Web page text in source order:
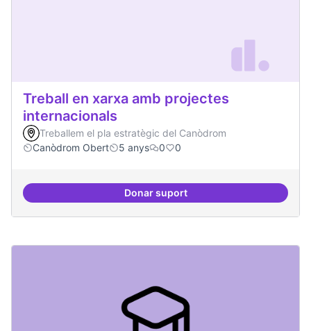
Treball en xarxa amb projectes
internacionals
Treballem el pla estratègic del Canòdrom
Canòdrom Obert
5 anys 0 0
Donar suportTreball en xarxa amb projectes